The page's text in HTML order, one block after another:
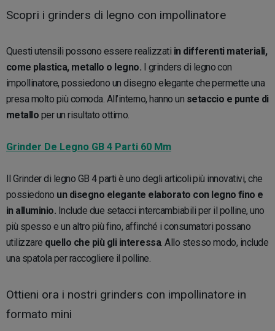
Scopri i grinders di legno con impollinatore
Questi utensili possono essere realizzati in differenti materiali,
come plastica, metallo o legno. I grinders di legno con
impollinatore, possiedono un disegno elegante che permette una
presa molto più comoda. All’interno, hanno un setaccio e punte di
metallo per un risultato ottimo.
Grinder De Legno GB 4 Parti 60 Mm
Il Grinder di legno GB 4 parti è uno degli articoli più innovativi, che
possiedono un disegno elegante elaborato con legno fino e
in alluminio. Include due setacci intercambiabili per il polline, uno
più spesso e un altro più fino, affinché i consumatori possano
utilizzare quello che più gli interessa . Allo stesso modo, include
una spatola per raccogliere il polline.
Ottieni ora i nostri grinders con impollinatore in
formato mini